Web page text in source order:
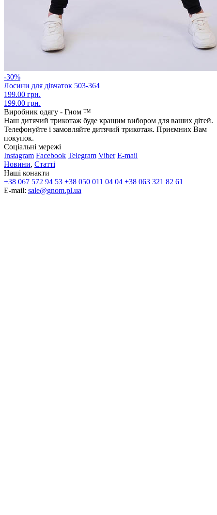
-30%
Лосини для дівчаток 503-364
199.00 грн.
199.00 грн.
Виробник одягу - Гном ™
Наш дитячий трикотаж буде кращим вибором для ваших дітей.
Телефонуйте і замовляйте дитячий трикотаж. Приємних Вам
покупок.
Соціальні мережі
Instagram Facebook Telegram Viber E-mail
Новини, Статті
Наші конакти
+38 067 572 94 53 +38 050 011 04 04 +38 063 321 82 61
E-mail: sale@gnom.pl.ua